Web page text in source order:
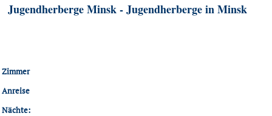
Jugendherberge Minsk - Jugendherberge in Minsk
Zimmer
Anreise
Nächte: